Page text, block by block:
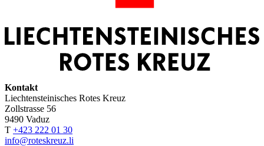
Kontakt
Liechtensteinisches Rotes Kreuz
Zollstrasse 56
9490 Vaduz
T +423 222 01 30
info@roteskreuz.li